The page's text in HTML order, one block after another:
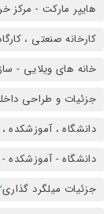
هایپر مارکت - مرکز
کارخانه صنعتی ،
خانه های ویلایی -
جزئیات و طراحی
دانشگاه ، آموزشکده
دانشگاه - آموزشکده
جزئیات میلگرد گذاری